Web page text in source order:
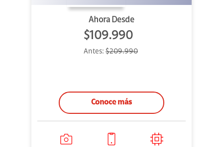
Ahora Desde
$109.990
Antes: $209.990
Conoce más